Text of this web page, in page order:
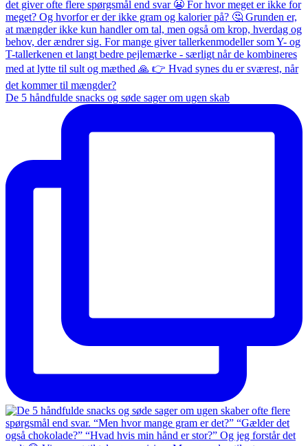
De 5 håndfulde snacks og søde sager om ugen skab